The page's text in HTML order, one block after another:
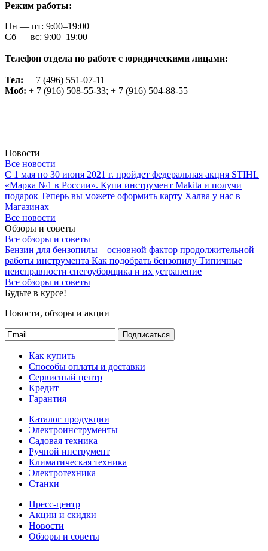
Режим работы:
Пн — пт: 9:00–19:00
Сб — вс: 9:00–19:00
Телефон отдела по работе с юридическими лицами:
Тел: + 7 (496) 551-07-11
Моб: + 7 (916) 508-55-33; + 7 (916) 504-88-55
Новости
Все новости
С 1 мая по 30 июня 2021 г. пройдет федеральная акция STIHL
«Марка №1 в России». Купи инструмент Makita и получи
подарок Теперь вы можете оформить карту Халва у нас в
Магазинах
Все новости
Обзоры и советы
Все обзоры и советы
Бензин для бензопилы – основной фактор продолжительной
работы инструмента Как подобрать бензопилу Типичные
неисправности снегоуборщика и их устранение
Все обзоры и советы
Будьте в курсе!
Новости, обзоры и акции
Подписаться
Как купить
Способы оплаты и доставки
Сервисный центр
Кредит
Гарантия
Каталог продукции
Электроинструменты
Садовая техника
Ручной инструмент
Климатическая техника
Электротехника
Станки
Пресс-центр
Акции и скидки
Новости
Обзоры и советы